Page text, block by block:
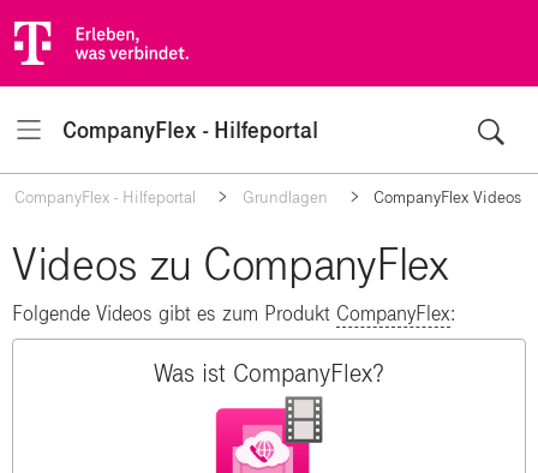
CompanyFlex - Hilfeportal
Navigation
CompanyFlex - Hilfeportal Grundlagen CompanyFlex Videos
Videos zu CompanyFlex
Folgende Videos gibt es zum Produkt CompanyFlex:
Was ist CompanyFlex?